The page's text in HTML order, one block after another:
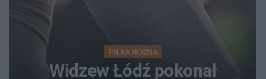
PIŁKA NOŻNA
Widzew Łódź pokonał